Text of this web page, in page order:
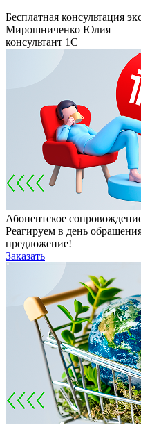
Бесплатная консультация
Мирошниченко Юлия
консультант 1С
Абонентское
Реагируем в день
предложение!
Заказать